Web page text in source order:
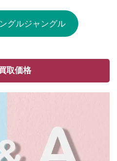
グルジャングル
取価格